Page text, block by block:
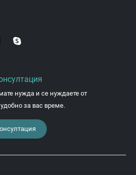
нужда и се нуждаете от
за вас време.